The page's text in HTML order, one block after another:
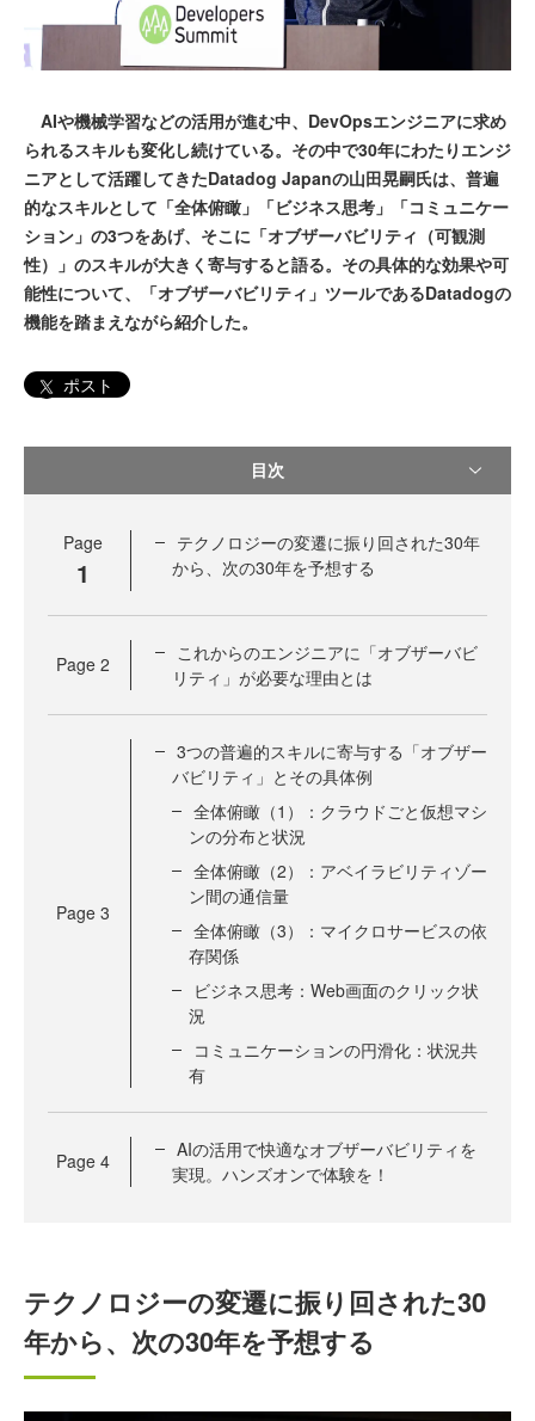
AIや機械学習などの活用が進む中、DevOpsエンジニアに求め
られるスキルも変化し続けている。その中で30年にわたりエンジ
ニアとして活躍してきたDatadog Japanの山田晃嗣氏は、普遍
的なスキルとして「全体俯瞰」「ビジネス思考」「コミュニケー
ション」の3つをあげ、そこに「オブザーバビリティ（可観測
性）」のスキルが大きく寄与すると語る。その具体的な効果や可
能性について、「オブザーバビリティ」ツールであるDatadogの
機能を踏まえながら紹介した。
ポスト
目次
Page
1
テクノロジーの変遷に振り回された30年
から、次の30年を予想する
Page 2
これからのエンジニアに「オブザーバビ
リティ」が必要な理由とは
Page 3
3つの普遍的スキルに寄与する「オブザー
バビリティ」とその具体例
全体俯瞰（1）：クラウドごと仮想マシ
ンの分布と状況
全体俯瞰（2）：アベイラビリティゾー
ン間の通信量
全体俯瞰（3）：マイクロサービスの依
存関係
ビジネス思考：Web画面のクリック状
況
コミュニケーションの円滑化：状況共
有
Page 4
AIの活用で快適なオブザーバビリティを
実現。ハンズオンで体験を！
テクノロジーの変遷に振り回された30
年から、次の30年を予想する